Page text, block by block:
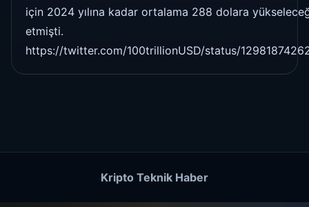
için 2024 yılına kadar ortalama 288 dolara
etmişti.
https://twitter.com/100trillionUSD/status/
Kripto Teknik Haber